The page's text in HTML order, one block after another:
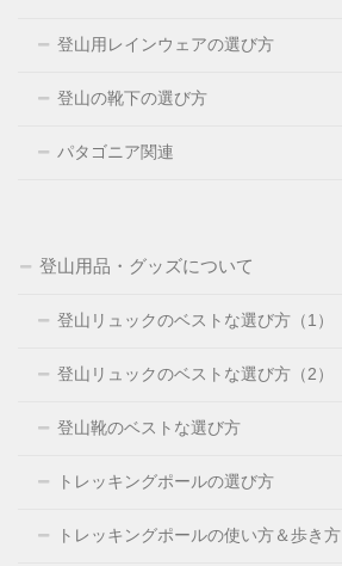
登山用レインウェアの選び方
登山の靴下の選び方
パタゴニア関連
登山用品・グッズについて
登山リュックのベストな選び方（1）
登山リュックのベストな選び方（2）
登山靴のベストな選び方
トレッキングポールの選び方
トレッキングポールの使い方＆歩き方